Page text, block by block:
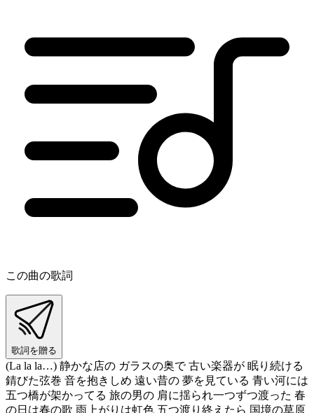
この曲の歌詞
歌詞を贈る
(La la la…) 静かな店の ガラスの奥で 古い楽器が 眠り続ける
錆びた弦巻 音を抱きしめ 遠い昔の 夢を見ている 青い河には
五つ橋が架かってる 旅の男の 肩に揺られ一つずつ渡った 春
の日は春の歌 雨上がりは虹色 五つ渡り終えたら 国境の草原